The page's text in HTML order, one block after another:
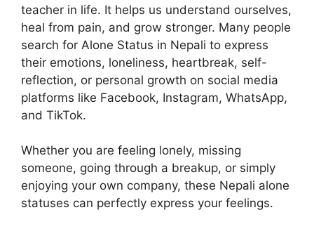
teacher in life. It helps us understand ourselves,
heal from pain, and grow stronger. Many people
search for Alone Status in Nepali to express
their emotions, loneliness, heartbreak, self-
reflection, or personal growth on social media
platforms like Facebook, Instagram, WhatsApp,
and TikTok.
Whether you are feeling lonely, missing
someone, going through a breakup, or simply
enjoying your own company, these Nepali alone
statuses can perfectly express your feelings.